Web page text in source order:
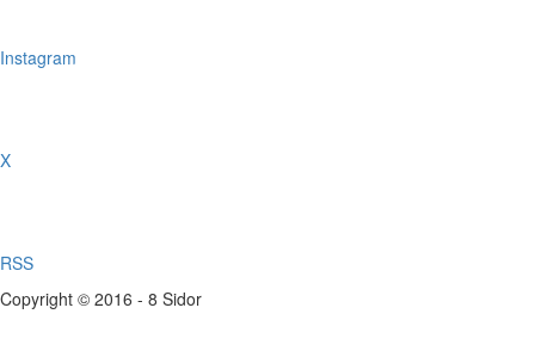
Instagram
X
RSS
Copyright © 2016 - 8 Sidor